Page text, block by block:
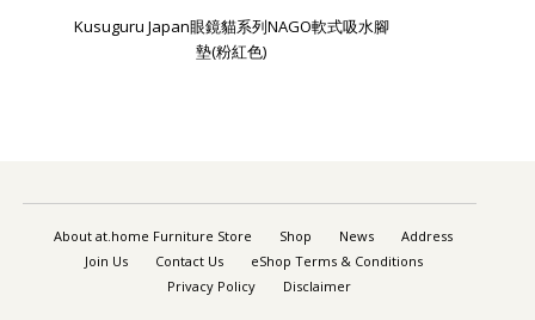
Kusuguru Japan眼鏡貓系列NAGO軟式吸水腳
墊(粉紅色)
About at.home Furniture Store Shop News
Address
Join Us
Contact Us
eShop Terms & Conditions
Privacy Policy
Disclaimer